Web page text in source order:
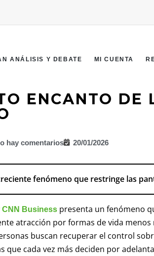
ANÁLISIS Y DEBATE MI CUENTA
ENCANTO DE
hay comentarios 20/01/2026
fenómeno que restringe las
Business presenta un fenómeno
atracción por formas de vida
buscan recuperar el control
que cada vez más deciden por